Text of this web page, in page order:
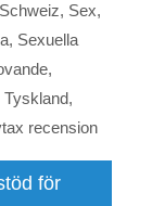
Schweiz, Sex,
, Sexuella
,
Tyskland,
recension
för